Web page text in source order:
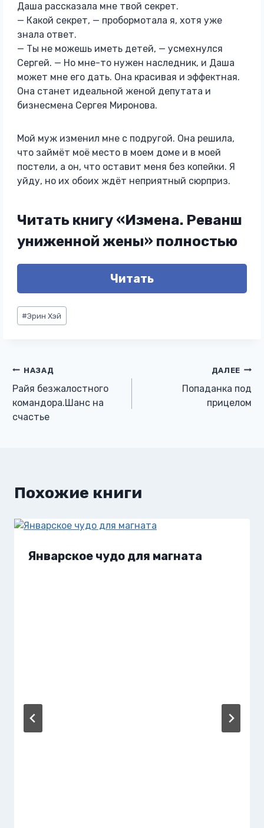
Даша рассказала мне твой секрет.
— Какой секрет, — пробормотала я, хотя уже
знала ответ.
— Ты не можешь иметь детей, — усмехнулся
Сергей. — Но мне-то нужен наследник, и Даша
может мне его дать. Она красивая и эффектная.
Она станет идеальной женой депутата и
бизнесмена Сергея Миронова.
Мой муж изменил мне с подругой. Она решила,
что займёт моё место в моем доме и в моей
постели, а он, что оставит меня без копейки. Я
уйду, но их обоих ждёт неприятный сюрприз.
Читать книгу «Измена. Реванш
униженной жены» полностью
Читать
Метки
записи:
#Эрин Хэй
Навигация
по
записям
НАЗАД
Райя безжалостного
командора.Шанс на
счастье
ДАЛЕЕ
Попаданка под
прицелом
Похожие книги
Январское чудо для магната